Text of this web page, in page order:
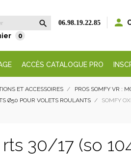
 06.98.19.22.85 
0
ACCÈS CATALOGUE PRO
ET ACCESSOIRES
PROS SOMFY VR :
Ø50 POUR VOLETS ROULANTS
SOMFY
30/17 (so